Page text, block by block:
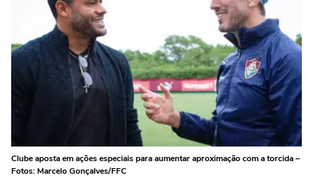
Clube aposta em ações especiais para aumentar aproximação com a torcida –
Fotos: Marcelo Gonçalves/FFC